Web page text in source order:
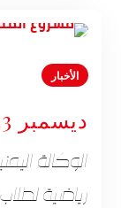
الأخبار
ديسمبر 23, 2024
الوكالة
رياضية